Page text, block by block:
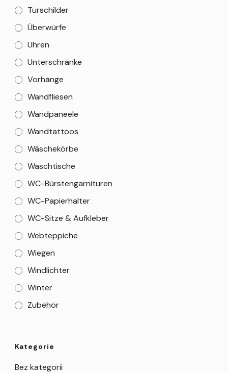
Türschilder
Überwürfe
Uhren
Unterschränke
Vorhänge
Wandfliesen
Wandpaneele
Wandtattoos
Wäschekörbe
Waschtische
WC-Bürstengarnituren
WC-Papierhalter
WC-Sitze & Aufkleber
Webteppiche
Wiegen
Windlichter
Winter
Zubehör
Kategorie
Bez kategorii